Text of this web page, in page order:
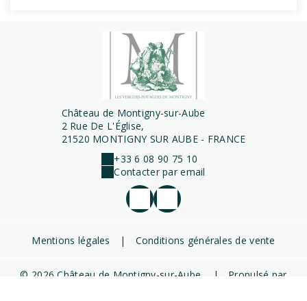
Château de Montigny-sur-Aube
2 Rue De L'Église,
21520 MONTIGNY SUR AUBE - FRANCE
+33 6 08 90 75 10
Contacter par email
Mentions légales | Conditions générales de vente
© 2026 Château de Montigny-sur-Aube | Propulsé par